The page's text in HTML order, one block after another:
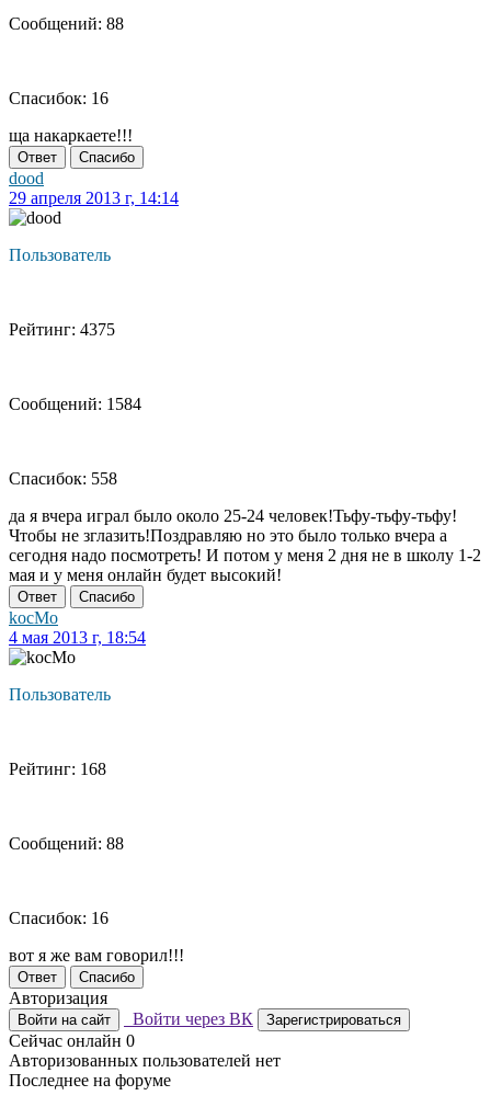
Сообщений: 88
Спасибок: 16
ща накаркаете!!!
Ответ Спасибо
dood
29 апреля 2013 г, 14:14
Пользователь
Рейтинг: 4375
Сообщений: 1584
Спасибок: 558
да я вчера играл было около 25-24 человек!Тьфу-тьфу-тьфу!
Чтобы не зглазить!Поздравляю но это было только вчера а
сегодня надо посмотреть! И потом у меня 2 дня не в школу 1-2
мая и у меня онлайн будет высокий!
Ответ Спасибо
kocMo
4 мая 2013 г, 18:54
Пользователь
Рейтинг: 168
Сообщений: 88
Спасибок: 16
вот я же вам говорил!!!
Ответ Спасибо
Авторизация
Войти на сайт Войти через ВК Зарегистрироваться
Сейчас онлайн 0
Авторизованных пользователей нет
Последнее на форуме